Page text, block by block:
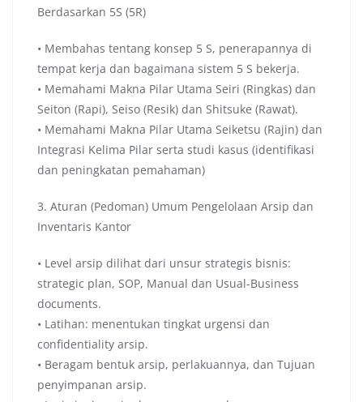
Berdasarkan 5S (5R)
• Membahas tentang konsep 5 S, penerapannya di
tempat kerja dan bagaimana sistem 5 S bekerja.
• Memahami Makna Pilar Utama Seiri (Ringkas) dan
Seiton (Rapi), Seiso (Resik) dan Shitsuke (Rawat).
• Memahami Makna Pilar Utama Seiketsu (Rajin) dan
Integrasi Kelima Pilar serta studi kasus (identifikasi
dan peningkatan pemahaman)
3. Aturan (Pedoman) Umum Pengelolaan Arsip dan
Inventaris Kantor
• Level arsip dilihat dari unsur strategis bisnis:
strategic plan, SOP, Manual dan Usual-Business
documents.
• Latihan: menentukan tingkat urgensi dan
confidentiality arsip.
• Beragam bentuk arsip, perlakuannya, dan Tujuan
penyimpanan arsip.